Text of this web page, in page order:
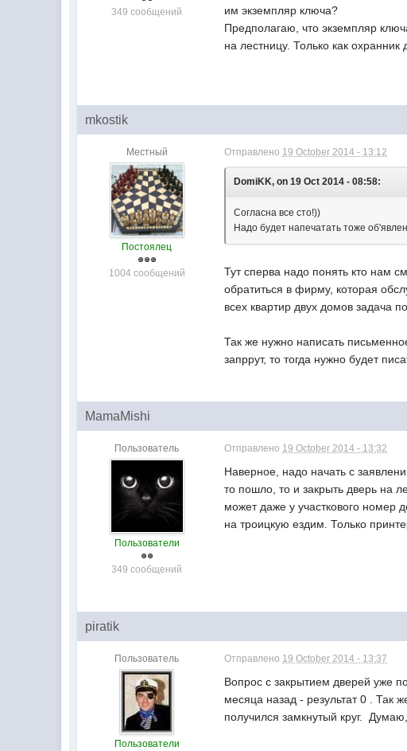
349 сообщений
им экземпляр ключа?
Предполагаю, что экземпляр
на лестницу. Только как
mkostik
Местный
Постоялец
1004 сообщений
Отправлено 19 October 2014 - 13:12
DomiKK, on 19 Oct 2014 - 08:58:
Согласна все сто!))
Надо будет напечатать тоже
Тут сперва надо понять кто нам
обратиться в фирму, которая
всех квартир двух домов задача
Так же нужно написать
запррут, то тогда нужно будет
MamaMishi
Пользователь
Пользователи
349 сообщений
Отправлено 19 October 2014 - 13:32
Наверное, надо начать с
то пошло, то и закрыть дверь на
может даже у участкового номер
на троицкую ездим. Только
piratik
Пользователь
Пользователи
Отправлено 19 October 2014 - 13:37
Вопрос с закрытием дверей уже
месяца назад - результат 0 .
получился замкнутый круг.